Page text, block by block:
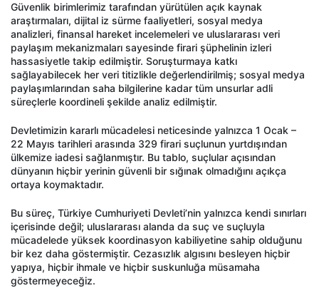
Güvenlik birimlerimiz tarafından yürütülen açık kaynak
araştırmaları, dijital iz sürme faaliyetleri, sosyal medya
analizleri, finansal hareket incelemeleri ve uluslararası veri
paylaşım mekanizmaları sayesinde firari şüphelinin izleri
hassasiyetle takip edilmiştir. Soruşturmaya katkı
sağlayabilecek her veri titizlikle değerlendirilmiş; sosyal medya
paylaşımlarından saha bilgilerine kadar tüm unsurlar adli
süreçlerle koordineli şekilde analiz edilmiştir.
Devletimizin kararlı mücadelesi neticesinde yalnızca 1 Ocak –
22 Mayıs tarihleri arasında 329 firari suçlunun yurtdışından
ülkemize iadesi sağlanmıştır. Bu tablo, suçlular açısından
dünyanın hiçbir yerinin güvenli bir sığınak olmadığını açıkça
ortaya koymaktadır.
Bu süreç, Türkiye Cumhuriyeti Devleti’nin yalnızca kendi sınırları
içerisinde değil; uluslararası alanda da suç ve suçluyla
mücadelede yüksek koordinasyon kabiliyetine sahip olduğunu
bir kez daha göstermiştir. Cezasızlık algısını besleyen hiçbir
yapıya, hiçbir ihmale ve hiçbir suskunluğa müsamaha
göstermeyeceğiz.